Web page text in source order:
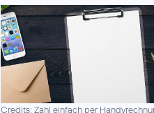
Credits: Zahl einfach per